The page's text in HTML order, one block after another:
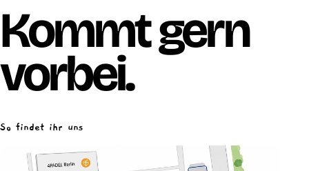
Kommt gern
vorbei.
So findet ihr uns